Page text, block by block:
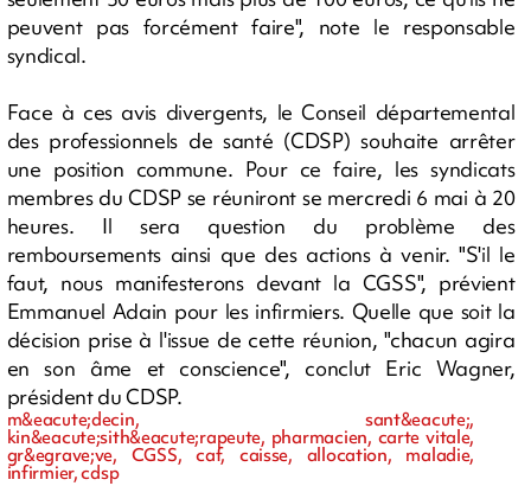
peuvent pas forcément faire", note le responsable
syndical.
Face à ces avis divergents, le Conseil départemental
des professionnels de santé (CDSP) souhaite arrêter
une position commune. Pour ce faire, les syndicats
membres du CDSP se réuniront se mercredi 6 mai à 20
heures. Il sera question du problème des
remboursements ainsi que des actions à venir. "S'il le
faut, nous manifesterons devant la CGSS", prévient
Emmanuel Adain pour les infirmiers. Quelle que soit la
décision prise à l'issue de cette réunion, "chacun agira
en son âme et conscience", conclut Eric Wagner,
président du CDSP.
m&eacute;decin, sant&eacute;,
kin&eacute;sith&eacute;rapeute, pharmacien, carte vitale,
gr&egrave;ve, CGSS, caf, caisse, allocation, maladie,
infirmier, cdsp